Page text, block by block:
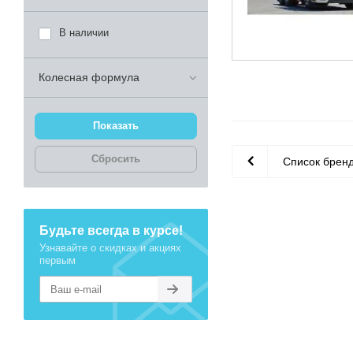
Список
В наличии
Колесная формула
Сбросить
Будьте всегда в курсе!
Узнавайте о скидках и акциях
первым